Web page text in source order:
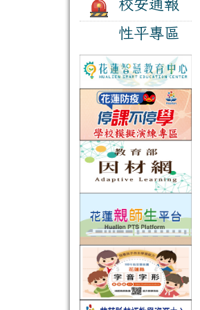
校安通報
性平專區